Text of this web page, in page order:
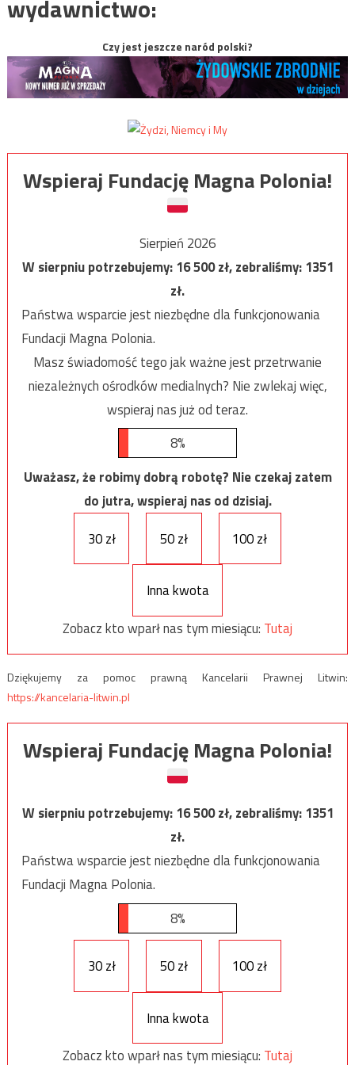
wydawnictwo:
Czy jest jeszcze naród polski?
Wspieraj Fundację Magna Polonia!
Sierpień 2026
W sierpniu potrzebujemy:16 500zł, zebraliśmy:1351
zł.
Państwa wsparcie jest niezbędne dla funkcjonowania
Fundacji Magna Polonia.
Masz świadomość tego jak ważne jest przetrwanie
niezależnych ośrodków medialnych? Nie zwlekaj więc,
wspieraj nas już od teraz.
8%
Uważasz, że robimy dobrą robotę? Nie czekaj zatem
do jutra, wspieraj nas od dzisiaj.
30 zł
50 zł 100 zł
Inna kwota
Zobacz kto wparł nas tym miesiącu: Tutaj
Dziękujemy za pomoc prawną Kancelarii Prawnej Litwin:
https://kancelaria-litwin.pl
Wspieraj Fundację Magna Polonia!
W sierpniu potrzebujemy:16 500zł, zebraliśmy:1351
zł.
Państwa wsparcie jest niezbędne dla funkcjonowania
Fundacji Magna Polonia.
8%
30 zł 50 zł 100 zł
Inna kwota
Zobacz kto wparł nas tym miesiącu: Tutaj